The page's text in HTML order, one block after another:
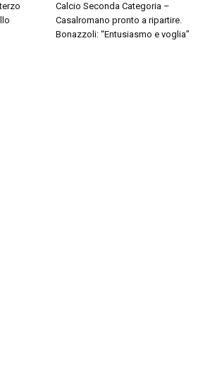
Calcio Seconda Categoria –
Casalromano pronto a ripartire.
Bonazzoli: “Entusiasmo e voglia”